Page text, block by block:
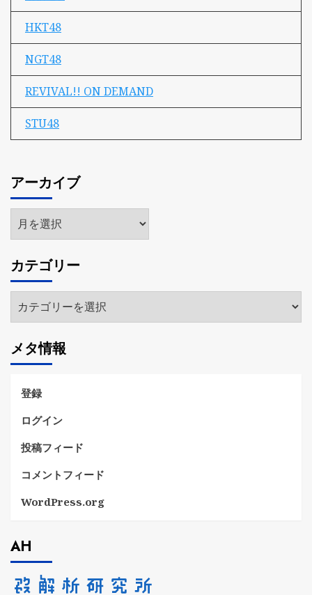
HKT48
NGT48
REVIVAL!! ON DEMAND
STU48
アーカイブ
ア
ー
イ
ブ
カテゴリー
テ
リ
ー
メタ情報
登録
ログイン
投稿フィード
コメントフィード
WordPress.org
AH